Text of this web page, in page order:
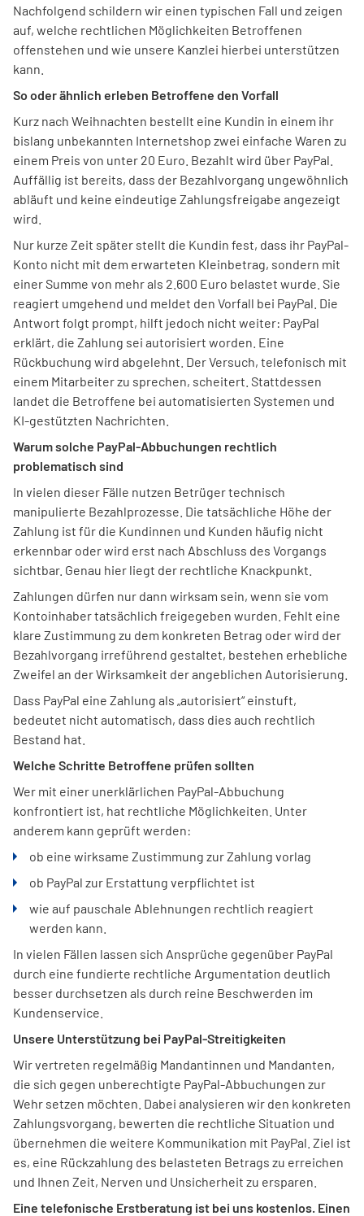
Nachfolgend schildern wir einen typischen Fall und zeigen
auf, welche rechtlichen Möglichkeiten Betroffenen
offenstehen und wie unsere Kanzlei hierbei unterstützen
kann.
So oder ähnlich erleben Betroffene den Vorfall
Kurz nach Weihnachten bestellt eine Kundin in einem ihr
bislang unbekannten Internetshop zwei einfache Waren zu
einem Preis von unter 20 Euro. Bezahlt wird über PayPal.
Auffällig ist bereits, dass der Bezahlvorgang ungewöhnlich
abläuft und keine eindeutige Zahlungsfreigabe angezeigt
wird.
Nur kurze Zeit später stellt die Kundin fest, dass ihr PayPal-
Konto nicht mit dem erwarteten Kleinbetrag, sondern mit
einer Summe von mehr als 2.600 Euro belastet wurde. Sie
reagiert umgehend und meldet den Vorfall bei PayPal. Die
Antwort folgt prompt, hilft jedoch nicht weiter: PayPal
erklärt, die Zahlung sei autorisiert worden. Eine
Rückbuchung wird abgelehnt. Der Versuch, telefonisch mit
einem Mitarbeiter zu sprechen, scheitert. Stattdessen
landet die Betroffene bei automatisierten Systemen und
KI-gestützten Nachrichten.
Warum solche PayPal-Abbuchungen rechtlich
problematisch sind
In vielen dieser Fälle nutzen Betrüger technisch
manipulierte Bezahlprozesse. Die tatsächliche Höhe der
Zahlung ist für die Kundinnen und Kunden häufig nicht
erkennbar oder wird erst nach Abschluss des Vorgangs
sichtbar. Genau hier liegt der rechtliche Knackpunkt.
Zahlungen dürfen nur dann wirksam sein, wenn sie vom
Kontoinhaber tatsächlich freigegeben wurden. Fehlt eine
klare Zustimmung zu dem konkreten Betrag oder wird der
Bezahlvorgang irreführend gestaltet, bestehen erhebliche
Zweifel an der Wirksamkeit der angeblichen Autorisierung.
Dass PayPal eine Zahlung als „autorisiert“ einstuft,
bedeutet nicht automatisch, dass dies auch rechtlich
Bestand hat.
Welche Schritte Betroffene prüfen sollten
Wer mit einer unerklärlichen PayPal-Abbuchung
konfrontiert ist, hat rechtliche Möglichkeiten. Unter
anderem kann geprüft werden:
ob eine wirksame Zustimmung zur Zahlung vorlag
ob PayPal zur Erstattung verpflichtet ist
wie auf pauschale Ablehnungen rechtlich reagiert
werden kann.
In vielen Fällen lassen sich Ansprüche gegenüber PayPal
durch eine fundierte rechtliche Argumentation deutlich
besser durchsetzen als durch reine Beschwerden im
Kundenservice.
Unsere Unterstützung bei PayPal-Streitigkeiten
Wir vertreten regelmäßig Mandantinnen und Mandanten,
die sich gegen unberechtigte PayPal-Abbuchungen zur
Wehr setzen möchten. Dabei analysieren wir den konkreten
Zahlungsvorgang, bewerten die rechtliche Situation und
übernehmen die weitere Kommunikation mit PayPal. Ziel ist
es, eine Rückzahlung des belasteten Betrags zu erreichen
und Ihnen Zeit, Nerven und Unsicherheit zu ersparen.
Eine telefonische Erstberatung ist bei uns kostenlos. Einen